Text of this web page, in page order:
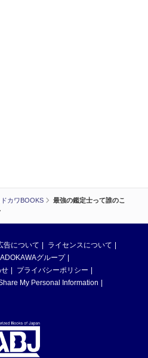
ドカワBOOKS
最強の鑑定士って誰のこ
告について
ライセンスについて
グループ
せ
プライバシーポリシー
My Personal Information